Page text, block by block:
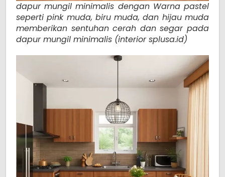
dapur mungil minimalis dengan Warna pastel
seperti pink muda, biru muda, dan hijau muda
memberikan sentuhan cerah dan segar pada
dapur mungil minimalis (interior splusa.id)